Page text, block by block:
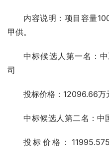
内容说明：项目容量
甲供。
中标候选人第一名：
司
投标价格：12096.66万
中标候选人第二名：中
投标价格：